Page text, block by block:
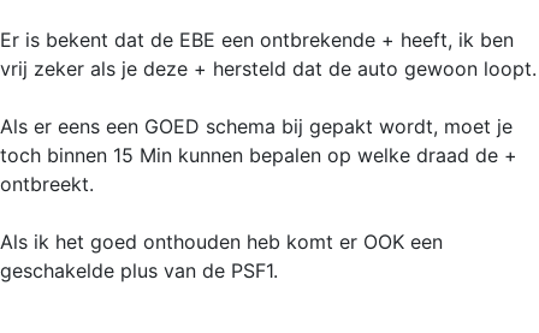
Er is bekent dat de EBE een ontbrekende + heeft, ik ben
vrij zeker als je deze + hersteld dat de auto gewoon loopt.
Als er eens een GOED schema bij gepakt wordt, moet je
toch binnen 15 Min kunnen bepalen op welke draad de +
ontbreekt.
Als ik het goed onthouden heb komt er OOK een
geschakelde plus van de PSF1.